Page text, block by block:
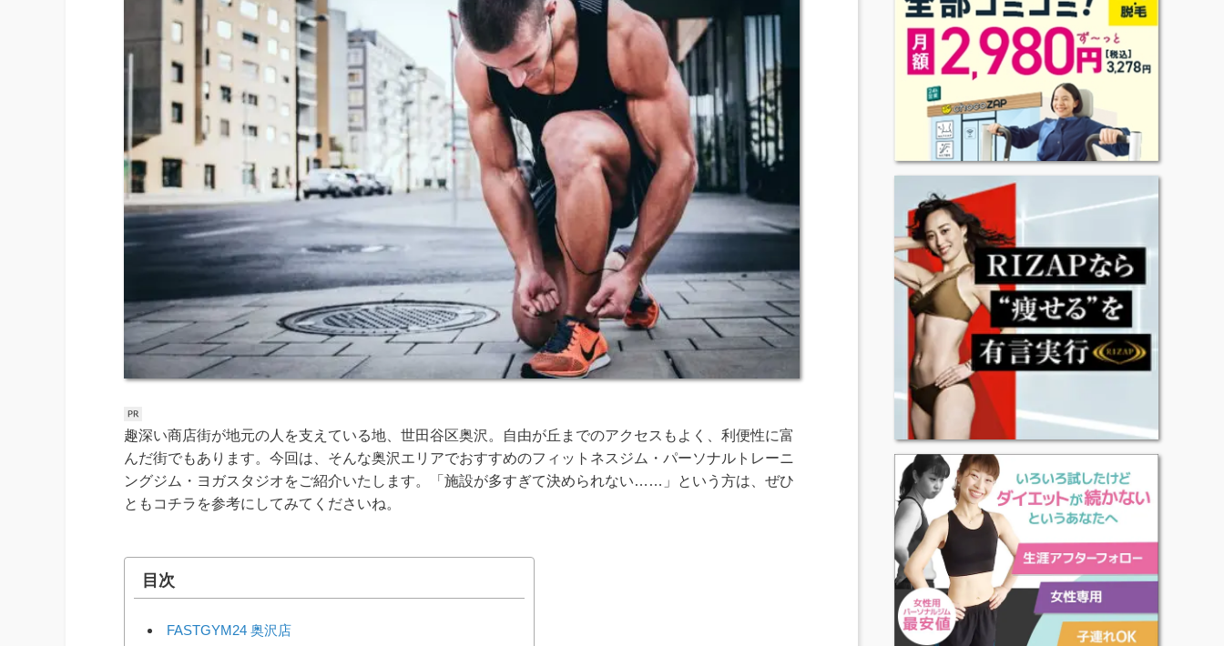
趣深い商店街が地元の人を支えている地、世田谷区奥沢。自由が丘までのアクセスもよく、利便性に富
んだ街でもあります。今回は、そんな奥沢エリアでおすすめのフィットネスジム・パーソナルトレーニ
ングジム・ヨガスタジオをご紹介いたします。「施設が多すぎて決められない……」という方は、ぜひ
ともコチラを参考にしてみてくださいね。
目次
FASTGYM24 奥沢店